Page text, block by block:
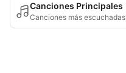
Canciones Principales
Canciones más escuchadas